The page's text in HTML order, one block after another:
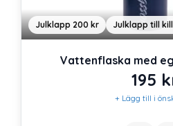
Julklapp 200 kr Julklapp till
Vattenflaska med
195
+ Lägg till i